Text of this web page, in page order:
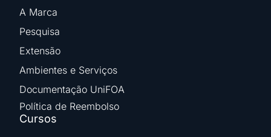
A Marca
Pesquisa
Extensão
Ambientes e Serviços
Documentação UniFOA
Política de Reembolso
Cursos